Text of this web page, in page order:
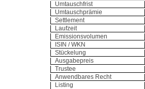
Umtauschfrist
Umtauschprämie
Settlement
Laufzeit
Emissionsvolumen
ISIN / WKN
Stückelung
Ausgabepreis
Trustee
Anwendbares Recht
Listing